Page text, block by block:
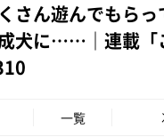
さん遊んでもら
犬に……｜連載「
一覧